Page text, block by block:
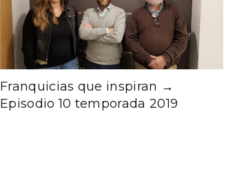
Franquicias que inspiran →
Episodio 10 temporada 2019